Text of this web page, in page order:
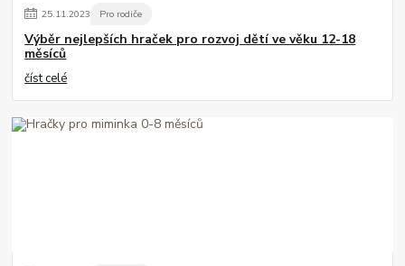
25.11.2023 Pro rodiče
Výběr nejlepších hraček pro rozvoj dětí ve věku 12-18
měsíců
číst celé